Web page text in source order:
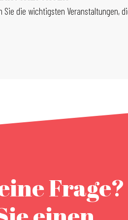
Sie die wichtigsten Veranstaltungen,
Frage?